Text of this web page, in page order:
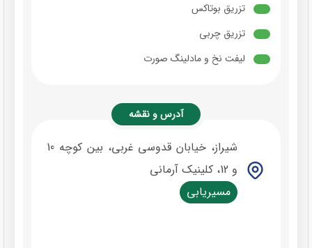
تزریق بوتاکس
تزریق چربی
لیفت نخ و مادلینگ صورت
آدرس و نقشه
شیراز، خیابان قدوسی غربی، بین کوچه 10
و 12، کلینیک آرمانی
مسیریابی